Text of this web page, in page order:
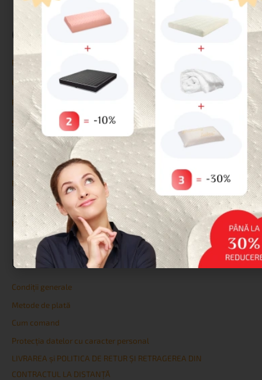
Categorii
Paturi pentru animale de companie
Uncategorized
Reduceri
Saltele
Topperе
Protecții
Perne
Paturi și Somiere
Lenjerie de pat
LINK-URI UTILE
Condiţii generale
Metode de plată
Cum comand
Protecția datelor cu caracter personal
LIVRAREA și POLITICA DE RETUR ȘI RETRAGEREA DIN
CONTRACTUL LA DISTANȚĂ